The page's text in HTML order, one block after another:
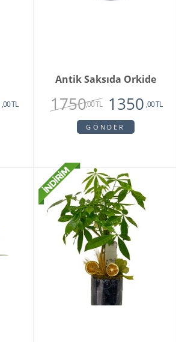
,00 TL
Antik Saksıda Orkide
1750,00 TL 1350 ,00 TL
GÖNDER